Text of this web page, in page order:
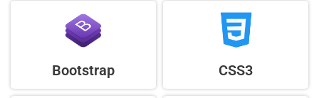
CSS3
Bootstrap